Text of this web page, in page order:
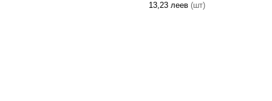
13,23 леев (шт)